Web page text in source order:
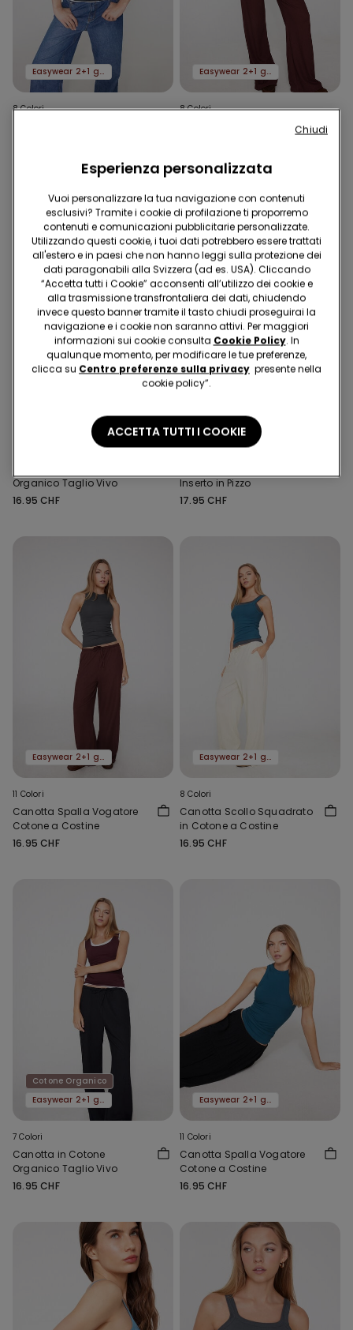
Easywear 2+1 gratis
8 Colori
Easywear 2+1 gratis
8 Colori
T-Shirt in 100% Cotone con
Easywear 2+1 gratis
Organico Taglio Vivo
16.95 CHF
5 Colori
Inserto in Pizzo
17.95 CHF
Easywear 2+1 gratis
11 Colori
Canotta Spalla Vogatore
Cotone a Costine
16.95 CHF
Easywear 2+1 gratis
8 Colori
Canotta Scollo Squadrato
in Cotone a Costine
16.95 CHF
Cotone Organico
Easywear 2+1 gratis
7 Colori
Canotta in Cotone
Organico Taglio Vivo
16.95 CHF
Easywear 2+1 gratis
11 Colori
Canotta Spalla Vogatore
Cotone a Costine
16.95 CHF
Esperienza personalizzata
Vuoi personalizzare la tua navigazione con contenuti
esclusivi? Tramite i cookie di profilazione ti proporremo
contenuti e comunicazioni pubblicitarie personalizzate.
Utilizzando questi cookie, i tuoi dati potrebbero essere trattati
all'estero e in paesi che non hanno leggi sulla protezione dei
dati paragonabili alla Svizzera (ad es. USA). Cliccando
“Accetta tutti i Cookie” acconsenti all’utilizzo dei cookie e
alla trasmissione transfrontaliera dei dati, chiudendo
invece questo banner tramite il tasto chiudi proseguirai la
navigazione e i cookie non saranno attivi. Per maggiori
informazioni sui cookie consulta Cookie Policy. In
qualunque momento, per modificare le tue preferenze,
clicca su Centro preferenze sulla privacy presente nella
cookie policy”.
ACCETTA TUTTI I COOKIE
Chiudi